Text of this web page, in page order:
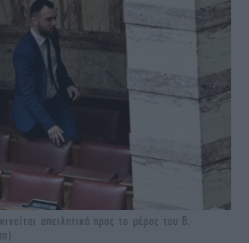
απειλητικά προς το μέρος του Β.